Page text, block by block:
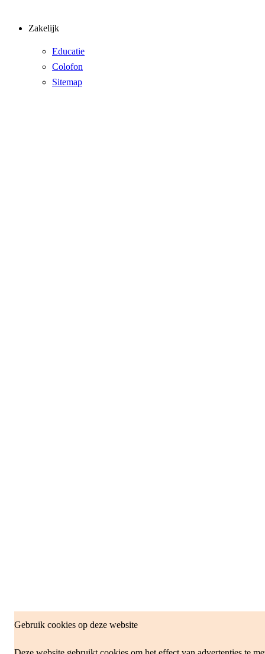
Gebruik cookies op deze website
Zakelijk
Educatie
Colofon
Sitemap